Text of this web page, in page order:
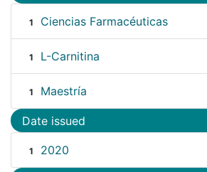
1 Ciencias Farmacéuticas
1 L-Carnitina
1 Maestría
Date issued
1 2020